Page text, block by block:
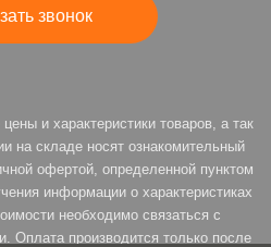
звонок
и характеристики товаров, а так
на складе носят ознакомительный
офертой, определенной пунктом
информации о характеристиках
необходимо связаться с
Оплата производится только после